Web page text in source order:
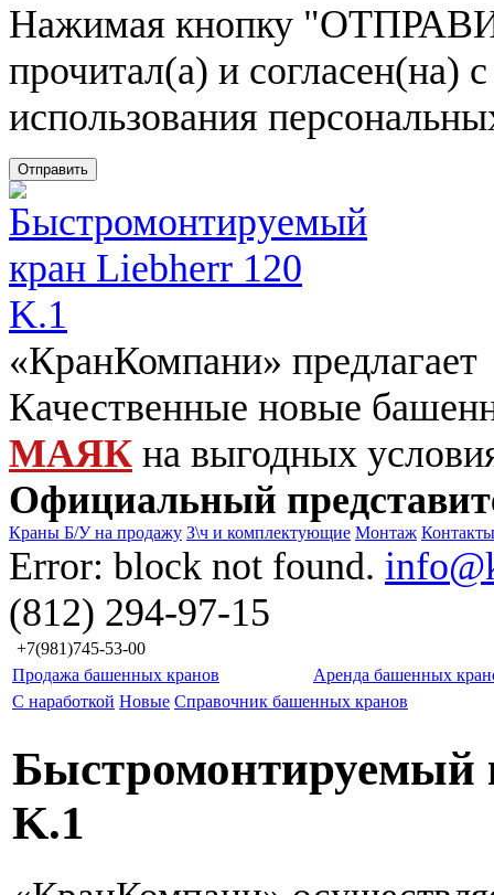
Нажимая кнопку
прочитал(а) и согласен(на)
использования
Отправить
«КранКомпани» предлагает
Качественные новые
МАЯК на выгодных
Официальный
Краны Б/У на продажу З\ч и комплектующие Монтаж Контакты
Error: block not found.
(812) 294-97-15
+7(981)745-53-00
Продажа башенных кранов
Аренда башенных
С наработкой Новые Справочник башенных кранов
Быстромонтируемый
K.1